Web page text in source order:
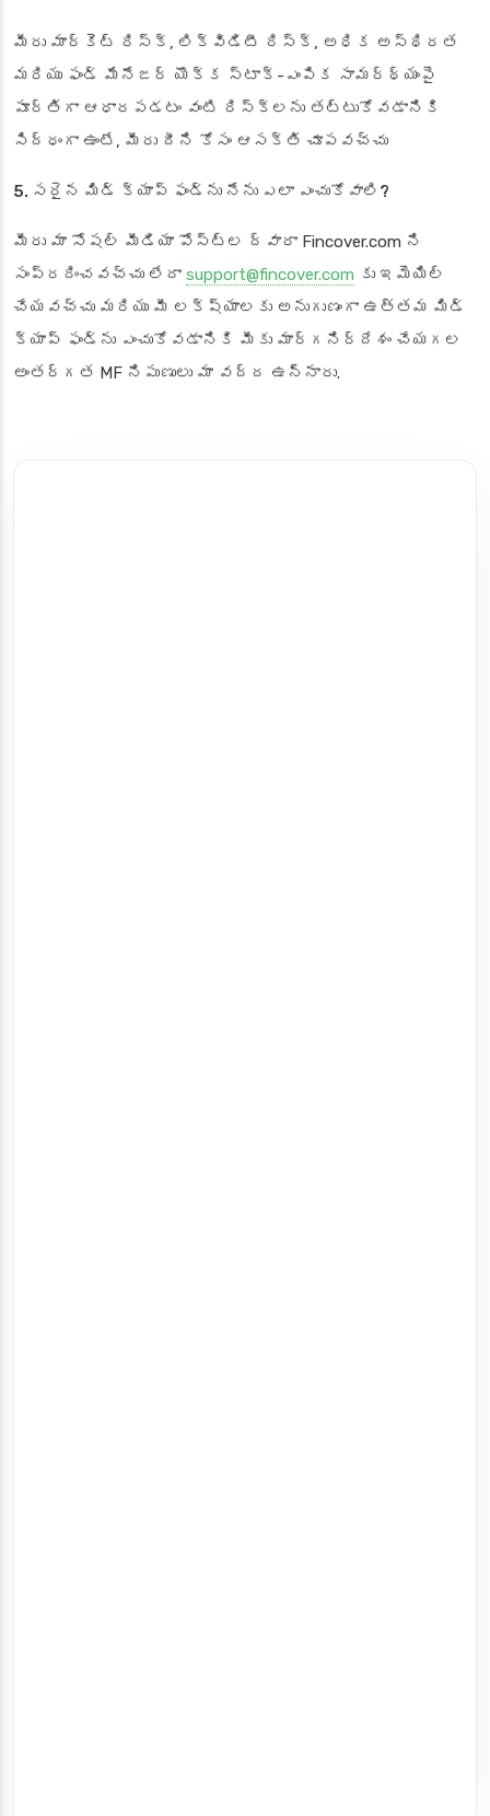
మీరు మార్కెట్ రిస్క్, లిక్విడిటీ రిస్క్, అధిక అస్థిరత
మరియు ఫండ్ మేనేజర్ యొక్క స్టాక్-ఎంపిక సామర్థ్యంపై
పూర్తిగా ఆధారపడటం వంటి రిస్క్‌లను తట్టుకోవడానికి
సిద్ధంగా ఉంటే, మీరు దీని కోసం ఆసక్తి చూపవచ్చు
5. సరైన మిడ్ క్యాప్ ఫండ్‌ను నేను ఎలా ఎంచుకోవాలి?
మీరు మా సోషల్ మీడియా పోస్ట్‌ల ద్వారా Fincover.com ని
సంప్రదించవచ్చు లేదా support@fincover.com కు ఇమెయిల్
చేయవచ్చు మరియు మీ లక్ష్యాలకు అనుగుణంగా ఉత్తమ మిడ్
క్యాప్ ఫండ్‌ను ఎంచుకోవడానికి మీకు మార్గనిర్దేశం చేయగల
అంతర్గత MF నిపుణులు మా వద్ద ఉన్నారు.